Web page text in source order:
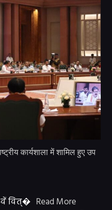
कार्यशाला में शामिल हुए उप
वित्� Read More